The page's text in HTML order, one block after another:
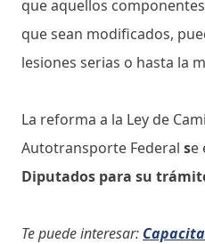
que aquellos
que sean modificados,
lesiones serias o hasta la
La reforma a la Ley de
Autotransporte Federal se
Diputados para su
Te puede interesar: